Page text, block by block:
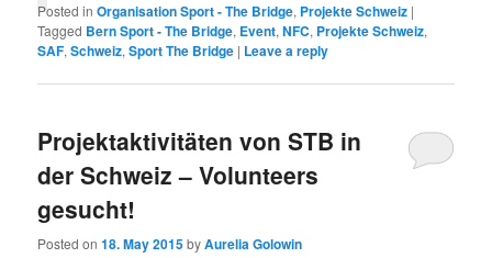
Posted in Organisation Sport - The Bridge, Projekte Schweiz |
Tagged Bern Sport - The Bridge, Event,NFC, Projekte Schweiz,
SAF,Schweiz,Sport The Bridge | Leave a reply
Projektaktivitäten von STB in
der Schweiz – Volunteers
gesucht!
Posted on18. May 2015byAurelia Golowin